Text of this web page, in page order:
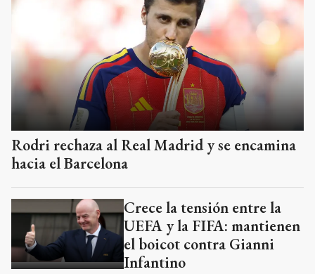
Rodri rechaza al Real Madrid y se encamina
hacia el Barcelona
Crece la tensión entre la
UEFA y la FIFA: mantienen
el boicot contra Gianni
Infantino